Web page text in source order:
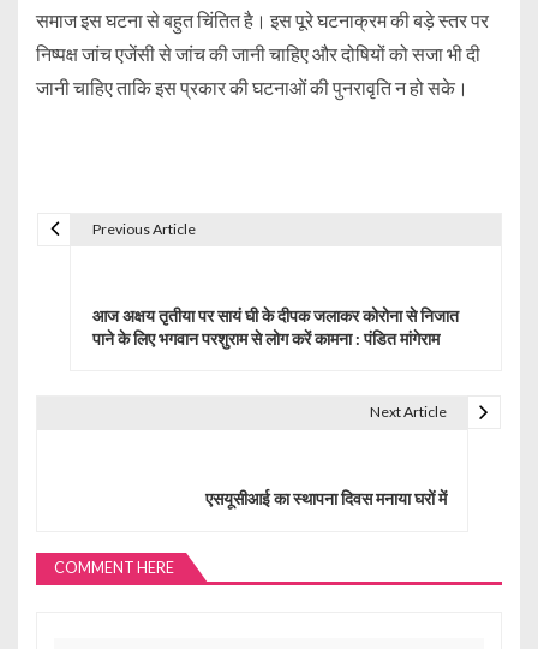
समाज इस घटना से बहुत चिंतित है। इस पूरे घटनाक्रम की बड़े स्तर पर
निष्पक्ष जांच एजेंसी से जांच की जानी चाहिए और दोषियों को सजा भी दी
जानी चाहिए ताकि इस प्रकार की घटनाओं की पुनरावृति न हो सके।
i
g
Previous Article
आज अक्षय तृतीया पर सायं घी के दीपक जलाकर कोरोना से निजात
पाने के लिए भगवान परशुराम से लोग करें कामना : पंडित मांगेराम
Next Article
एसयूसीआई का स्थापना दिवस मनाया घरों में
COMMENT HERE